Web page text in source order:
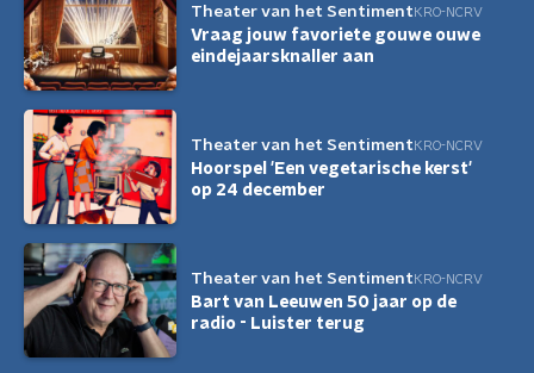
Theater van het Sentiment KRO-NCRV
Vraag jouw favoriete gouwe ouwe
eindejaarsknaller aan
Theater van het Sentiment KRO-NCRV
Hoorspel 'Een vegetarische kerst'
op 24 december
Theater van het Sentiment KRO-NCRV
Bart van Leeuwen 50 jaar op de
radio - Luister terug